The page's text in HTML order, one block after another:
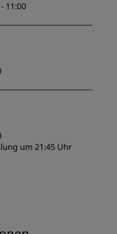
11:00
um 21:45 Uhr